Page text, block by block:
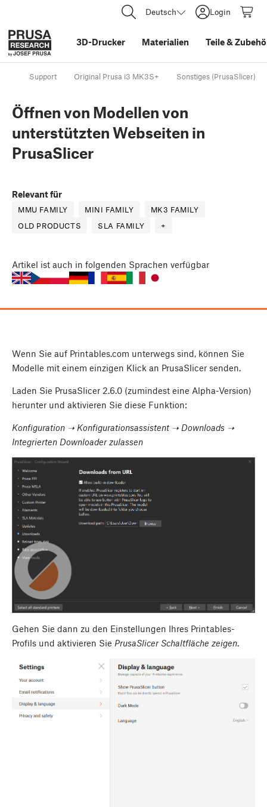
Deutsch Login
3D-Drucker Materialien Teile&
Support Original Prusa i3 MK3S+ Sonstiges (PrusaSlicer)
Öffnen von Modellen von
unterstützten Webseiten in
PrusaSlicer
Relevant für
MMU FAMILY MINI FAMILY
MK3 FAMILY
OLD PRODUCTS
SLA FAMILY +
Artikel ist auch in folgenden Sprachen verfügbar
Wenn Sie auf Printables.com unterwegs sind, können Sie
Modelle mit einem einzigen Klick an PrusaSlicer senden.
Laden Sie PrusaSlicer 2.6.0 (zumindest eine Alpha-Version)
herunter und aktivieren Sie diese Funktion:
Konfiguration ➝ Konfigurationsassistent ➝ Downloads ➝
Integrierten Downloader zulassen
Gehen Sie dann zu den Einstellungen Ihres Printables-
Profils und aktivieren Sie PrusaSlicer Schaltfläche zeigen.